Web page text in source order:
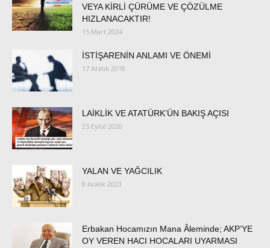
VEYA KİRLİ ÇÜRÜME VE ÇÖZÜLME
HIZLANACAKTIR!
15 Mart 2024
İSTİŞARENİN ANLAMI VE ÖNEMİ
17 Aralık 2018
LAİKLİK VE ATATÜRK’ÜN BAKIŞ AÇISI
25 Eylül 2020
YALAN VE YAĞCILIK
8 Aralık 2023
Erbakan Hocamızın Mana Âleminde; AKP’YE
OY VEREN HACI HOCALARI UYARMASI